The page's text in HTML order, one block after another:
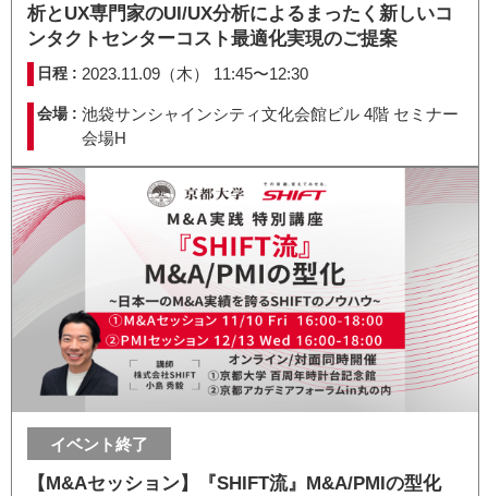
析とUX専門家のUI/UX分析によるまったく新しいコ
ンタクトセンターコスト最適化実現のご提案
日程 : 2023.11.09（木） 11:45〜12:30
会場 : 池袋サンシャインシティ文化会館ビル 4階 セミナー
会場H
イベント終了
【M&Aセッション】『SHIFT流』M&A/PMIの型化